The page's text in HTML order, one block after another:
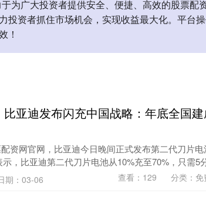
为广大投资者提供安全、便捷、高效的股票
投资者抓住市场机会，实现收益最大化。平台
！
亚迪发布闪充中国战略：年底全国
资网官网，比亚迪今日晚间正式发布第二代刀片
，比亚迪第二代刀片电池从10%充至70%，只需5
期：03-06 查看： 129 分类： 免